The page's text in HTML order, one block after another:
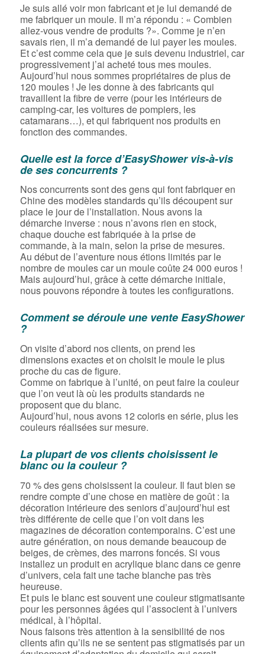
Je suis allé voir mon fabricant et je lui demandé de
me fabriquer un moule. Il m’a répondu : « Combien
allez-vous vendre de produits ?». Comme je n’en
savais rien, il m’a demandé de lui payer les moules.
Et c’est comme cela que je suis devenu industriel, car
progressivement j’ai acheté tous mes moules.
Aujourd’hui nous sommes propriétaires de plus de
120 moules ! Je les donne à des fabricants qui
travaillent la fibre de verre (pour les intérieurs de
camping-car, les voitures de pompiers, les
catamarans…), et qui fabriquent nos produits en
fonction des commandes.
Quelle est la force d’EasyShower vis-à-vis
de ses concurrents ?
Nos concurrents sont des gens qui font fabriquer en
Chine des modèles standards qu’ils découpent sur
place le jour de l’installation. Nous avons la
démarche inverse : nous n’avons rien en stock,
chaque douche est fabriquée à la prise de
commande, à la main, selon la prise de mesures.
Au début de l’aventure nous étions limités par le
nombre de moules car un moule coûte 24 000 euros !
Mais aujourd’hui, grâce à cette démarche initiale,
nous pouvons répondre à toutes les configurations.
Comment se déroule une vente EasyShower
?
On visite d’abord nos clients, on prend les
dimensions exactes et on choisit le moule le plus
proche du cas de figure.
Comme on fabrique à l’unité, on peut faire la couleur
que l’on veut là où les produits standards ne
proposent que du blanc.
Aujourd’hui, nous avons 12 coloris en série, plus les
couleurs réalisées sur mesure.
La plupart de vos clients choisissent le
blanc ou la couleur ?
70 % des gens choisissent la couleur. Il faut bien se
rendre compte d’une chose en matière de goût : la
décoration intérieure des seniors d’aujourd’hui est
très différente de celle que l’on voit dans les
magazines de décoration contemporains. C’est une
autre génération, on nous demande beaucoup de
beiges, de crèmes, des marrons foncés. Si vous
installez un produit en acrylique blanc dans ce genre
d’univers, cela fait une tache blanche pas très
heureuse.
Et puis le blanc est souvent une couleur stigmatisante
pour les personnes âgées qui l’associent à l’univers
médical, à l’hôpital.
Nous faisons très attention à la sensibilité de nos
clients afin qu’ils ne se sentent pas stigmatisés par un